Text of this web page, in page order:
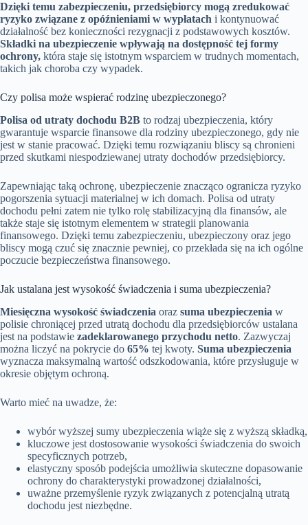
Dzięki temu zabezpieczeniu, przedsiębiorcy mogą zredukować
ryzyko związane z opóźnieniami w wypłatach i kontynuować
działalność bez konieczności rezygnacji z podstawowych kosztów.
Składki na ubezpieczenie wpływają na dostępność tej formy
ochrony, która staje się istotnym wsparciem w trudnych momentach,
takich jak choroba czy wypadek.
Czy polisa może wspierać rodzinę ubezpieczonego?
Polisa od utraty dochodu B2B to rodzaj ubezpieczenia, który
gwarantuje wsparcie finansowe dla rodziny ubezpieczonego, gdy nie
jest w stanie pracować. Dzięki temu rozwiązaniu bliscy są chronieni
przed skutkami niespodziewanej utraty dochodów przedsiębiorcy.
Zapewniając taką ochronę, ubezpieczenie znacząco ogranicza ryzyko
pogorszenia sytuacji materialnej w ich domach. Polisa od utraty
dochodu pełni zatem nie tylko rolę stabilizacyjną dla finansów, ale
także staje się istotnym elementem w strategii planowania
finansowego. Dzięki temu zabezpieczeniu, ubezpieczony oraz jego
bliscy mogą czuć się znacznie pewniej, co przekłada się na ich ogólne
poczucie bezpieczeństwa finansowego.
Jak ustalana jest wysokość świadczenia i suma ubezpieczenia?
Miesięczna wysokość świadczenia oraz suma ubezpieczenia w
polisie chroniącej przed utratą dochodu dla przedsiębiorców ustalana
jest na podstawie zadeklarowanego przychodu netto. Zazwyczaj
można liczyć na pokrycie do 65% tej kwoty. Suma ubezpieczenia
wyznacza maksymalną wartość odszkodowania, które przysługuje w
okresie objętym ochroną.
Warto mieć na uwadze, że:
wybór wyższej sumy ubezpieczenia wiąże się z wyższą składką,
kluczowe jest dostosowanie wysokości świadczenia do swoich
specyficznych potrzeb,
elastyczny sposób podejścia umożliwia skuteczne dopasowanie
ochrony do charakterystyki prowadzonej działalności,
uważne przemyślenie ryzyk związanych z potencjalną utratą
dochodu jest niezbędne.